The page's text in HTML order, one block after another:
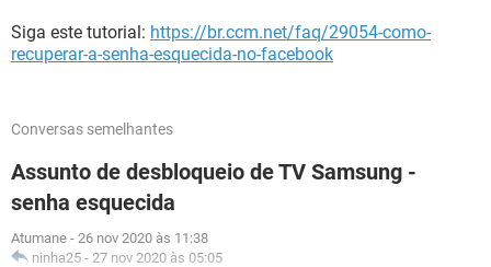
Siga este tutorial: https://br.ccm.net/faq/29054-como-
recuperar-a-senha-esquecida-no-facebook
Conversas semelhantes
Assunto de desbloqueio de TV Samsung -
senha esquecida
Atumane - 26 nov 2020 às 11:38
ninha25 - 27 nov 2020 às 05:05